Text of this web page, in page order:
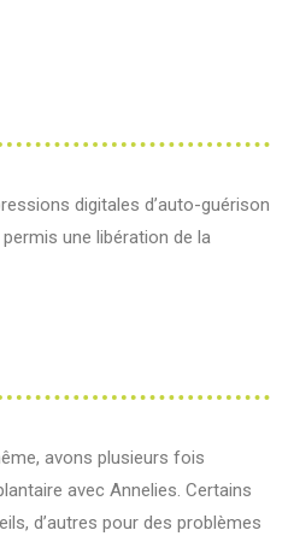
digitales d’auto-guérison
une libération de la
avons plusieurs fois
avec Annelies. Certains
d’autres pour des problèmes